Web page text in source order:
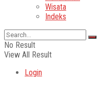
Wisata
Indeks
No Result
View All Result
Login